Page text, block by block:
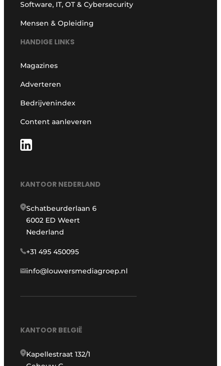
Software, IT, OT & Cybersecurity
Mensen & Opleiding
HANDIGE LINKS
Magazines
Adverteren
Bedrijvenindex
Content aanleveren
KANTOOR NEDERLAND
Schatbeurderlaan 6
6002 ED Weert
Nederland
+31 495 450095
info@louwersmediagroep.nl
KANTOOR BELGIË
Kapellestraat 132/1